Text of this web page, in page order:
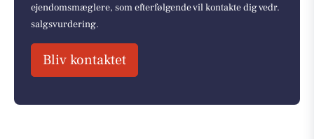
ejendomsmæglere, som efterfølgende vil kontakte dig vedr.
salgsvurdering.
Bliv kontaktet